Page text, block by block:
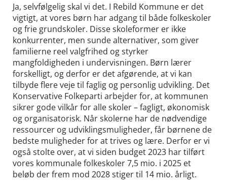
Ja, selvfølgelig skal vi det. I Rebild Kommune er det
vigtigt, at vores børn har adgang til både folkeskoler
og frie grundskoler. Disse skoleformer er ikke
konkurrenter, men sunde alternativer, som giver
familierne reel valgfrihed og styrker
mangfoldigheden i undervisningen. Børn lærer
forskelligt, og derfor er det afgørende, at vi kan
tilbyde flere veje til faglig og personlig udvikling. Det
Konservative Folkeparti arbejder for, at kommunen
sikrer gode vilkår for alle skoler – fagligt, økonomisk
og organisatorisk. Når skolerne har de nødvendige
ressourcer og udviklingsmuligheder, får børnene de
bedste muligheder for at trives og lære. Derfor er vi
også stolte over, at vi siden budget 2023 har tilført
vores kommunale folkeskoler 7,5 mio. i 2025 et
beløb der frem mod 2028 stiger til 14 mio. årligt.